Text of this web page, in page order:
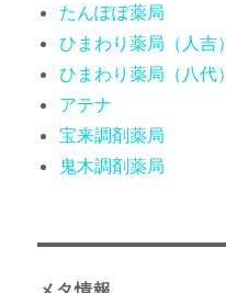
たんぽぽ薬局
ひまわり薬局（人吉）
ひまわり薬局（八代）
アテナ
宝来調剤薬局
鬼木調剤薬局